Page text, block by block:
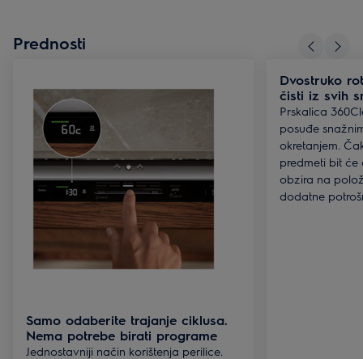
Prednosti
Samo odaberite trajanje ciklusa.
Nema potrebe birati programe
Jednostavniji način korištenja perilice.
Dvostruko
čisti iz svih
Prskalica
posuđe
okretanjem.
predmeti bit će
obzira na
dodatne